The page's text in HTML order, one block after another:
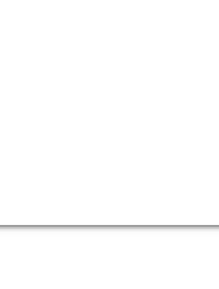
niektorých zákonov v znení neskorších predpisov (ďalej aj
vysokoškolského učiteľa
vysokoškolského učiteľa na funkčnom
so zameraním:
a inovatívne procesy v marketingovom manažmente,
proces.
učiteľov na funkčnom mieste odborný asistent sa
ukončené vysokoškolské vzdelanie 3. stupňa,
o odmeňovaní niektorých zamestnancov pri výkone práce vo